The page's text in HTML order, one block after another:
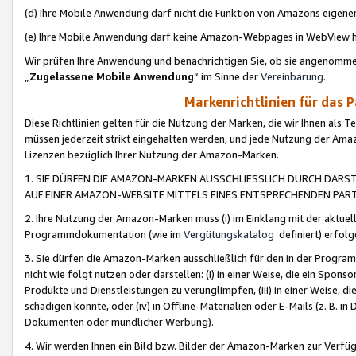
(d) Ihre Mobile Anwendung darf nicht die Funktion von Amazons
(e) Ihre Mobile Anwendung darf keine Amazon-Webpages in WebView
Wir prüfen Ihre Anwendung und benachrichtigen Sie, ob sie
„Zugelassene Mobile Anwendung“ im Sinne derVereinbarung.
Markenrichtlinien für das
Diese Richtlinien gelten für die Nutzung der Marken, die wir Ihnen als
müssen jederzeit strikt eingehalten werden, und jede Nutzung der
Lizenzen bezüglich Ihrer Nutzung der Amazon-Marken.
1. SIE DÜRFEN DIE AMAZON-MARKEN AUSSCHLIESSLICH DURCH
AUF EINER AMAZON-WEBSITE MITTELS EINES ENTSPRECHENDEN
2. Ihre Nutzung der Amazon-Marken muss (i) im Einklang mit der
Programmdokumentation (wie im Vergütungskatalog definiert)
3. Sie dürfen die Amazon-Marken ausschließlich für den in der
nicht wie folgt nutzen oder darstellen: (i) in einer Weise, die ein
Produkte und Dienstleistungen zu verunglimpfen, (iii) in einer Weise,
schädigen könnte, oder (iv) in Offline-Materialien oder E-Mails (z. B. in
Dokumenten oder mündlicher Werbung).
4. Wir werden Ihnen ein Bild bzw. Bilder der Amazon-Marken zur